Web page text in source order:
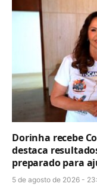
Dorinha recebe
destaca
preparado para
5 de agosto de 2026 -